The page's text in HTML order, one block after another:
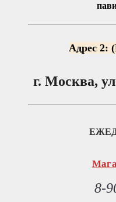
Адрес
г. Москва,
8-